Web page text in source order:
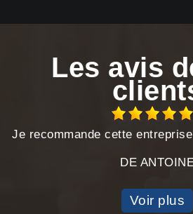
Les avis
Je recommande cette
DE
Voir plus